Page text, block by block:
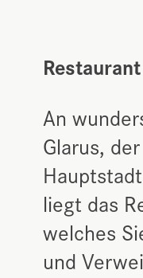
An
Glarus,
liegt das
welches
und